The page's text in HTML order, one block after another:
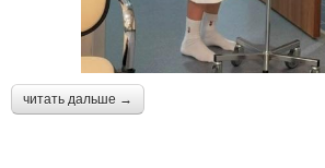
читать дальше →